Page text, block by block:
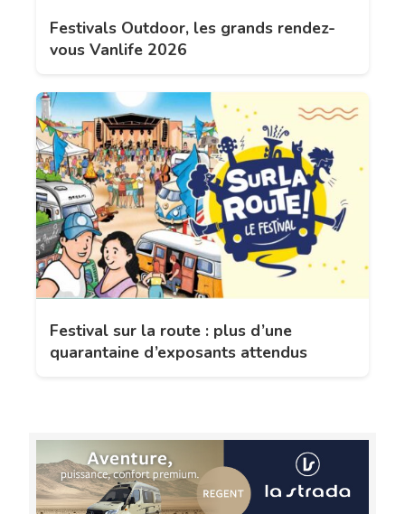
Festivals Outdoor, les grands rendez-
vous Vanlife 2026
Festival sur la route : plus d’une
quarantaine d’exposants attendus